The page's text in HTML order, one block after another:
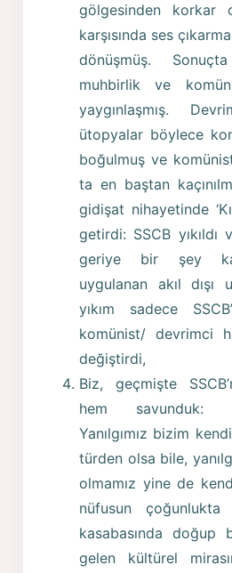
gölgesinden korkar
karşısında ses
dönüşmüş.
muhbirlik ve
yaygınlaşmış.
ütopyalar böylece
boğulmuş ve
ta en baştan
gidişat nihayetinde
getirdi: SSCB yıkıldı
geriye bir şey
uygulanan akıl dışı
yıkım sadece
komünist/ devrimci
değiştirdi,
Biz, geçmişte
hem savunduk:
Yanılgımız bizim
türden olsa bile,
olmamız yine de
nüfusun
kasabasında doğup
gelen kültürel